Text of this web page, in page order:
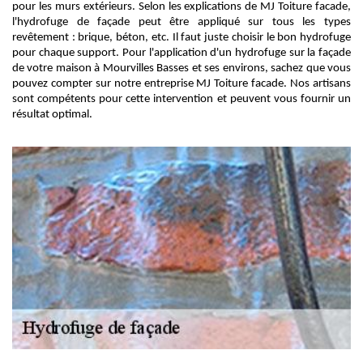
pour les murs extérieurs. Selon les explications de MJ Toiture facade,
l'hydrofuge de façade peut être appliqué sur tous les types
revêtement : brique, béton, etc. Il faut juste choisir le bon hydrofuge
pour chaque support. Pour l'application d'un hydrofuge sur la façade
de votre maison à Mourvilles Basses et ses environs, sachez que vous
pouvez compter sur notre entreprise MJ Toiture facade. Nos artisans
sont compétents pour cette intervention et peuvent vous fournir un
résultat optimal.